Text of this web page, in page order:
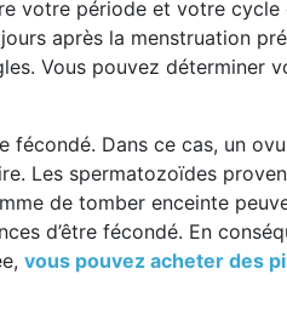
votre période et votre cycle
après la menstruation
Vous pouvez déterminer
fécondé. Dans ce cas, un
Les spermatozoïdes
de tomber enceinte
d’être fécondé. En
vous pouvez acheter des